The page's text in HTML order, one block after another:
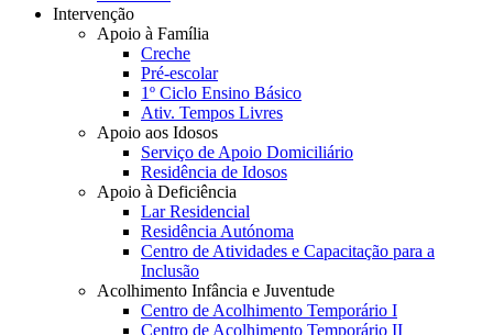
Intervenção
Apoio à Família
Creche
Pré-escolar
1º Ciclo Ensino Básico
Ativ. Tempos Livres
Apoio aos Idosos
Serviço de Apoio Domiciliário
Residência de Idosos
Apoio à Deficiência
Lar Residencial
Residência Autónoma
Centro de Atividades e Capacitação para a
Inclusão
Acolhimento Infância e Juventude
Centro de Acolhimento Temporário I
Centro de Acolhimento Temporário II